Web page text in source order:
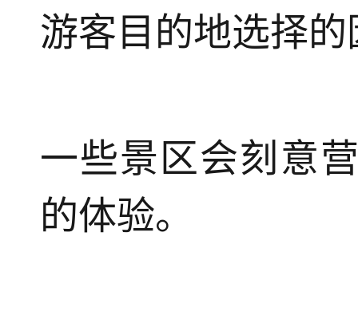
游客目的地选择的
一些景区会刻意
的体验。